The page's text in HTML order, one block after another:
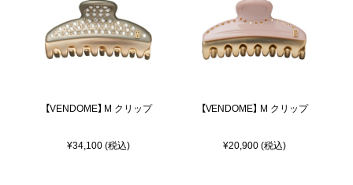
【VENDOME】 M クリップ
¥34,100 (税込)
【VENDOME】 M クリップ
¥20,900 (税込)